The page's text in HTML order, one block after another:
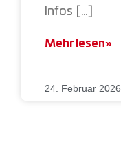
Infos […]
Mehr lesen»
24. Februar 2026